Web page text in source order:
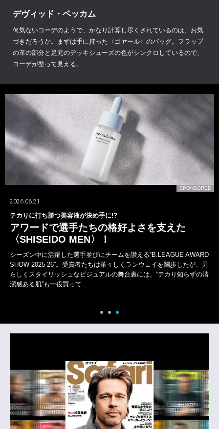
デヴィッド・ベッカム
何気ないコーデのようで、かなり計算し尽くされているのは、お気
づきだろうか。まずは手に持った〈ゴヤール〉のバッグ。フラップ
の革の部分と足元のデッキシューズの色がシンクロしているので、
コーデが整って見える。
SPONSORED
2026.06.21
テカりに打ち勝つ美容液が決め手に!?
アワードで選手たちの格好よさを支えた
〈SHISEIDO MEN〉！
シーズン中に活躍した選手並びにチームを讃える“B.LEAGUE AWARD
SHOW 2025-26”。受賞者たちは華々しくランウェイを闊歩したが、男
らしくスタイリッシュなビジュアルの舞台裏には、“テカり知らずの清
潔感ある肌”も一役買って…